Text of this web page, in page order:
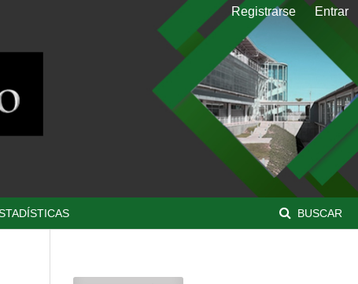
BUSCAR
Registrarse Entrar